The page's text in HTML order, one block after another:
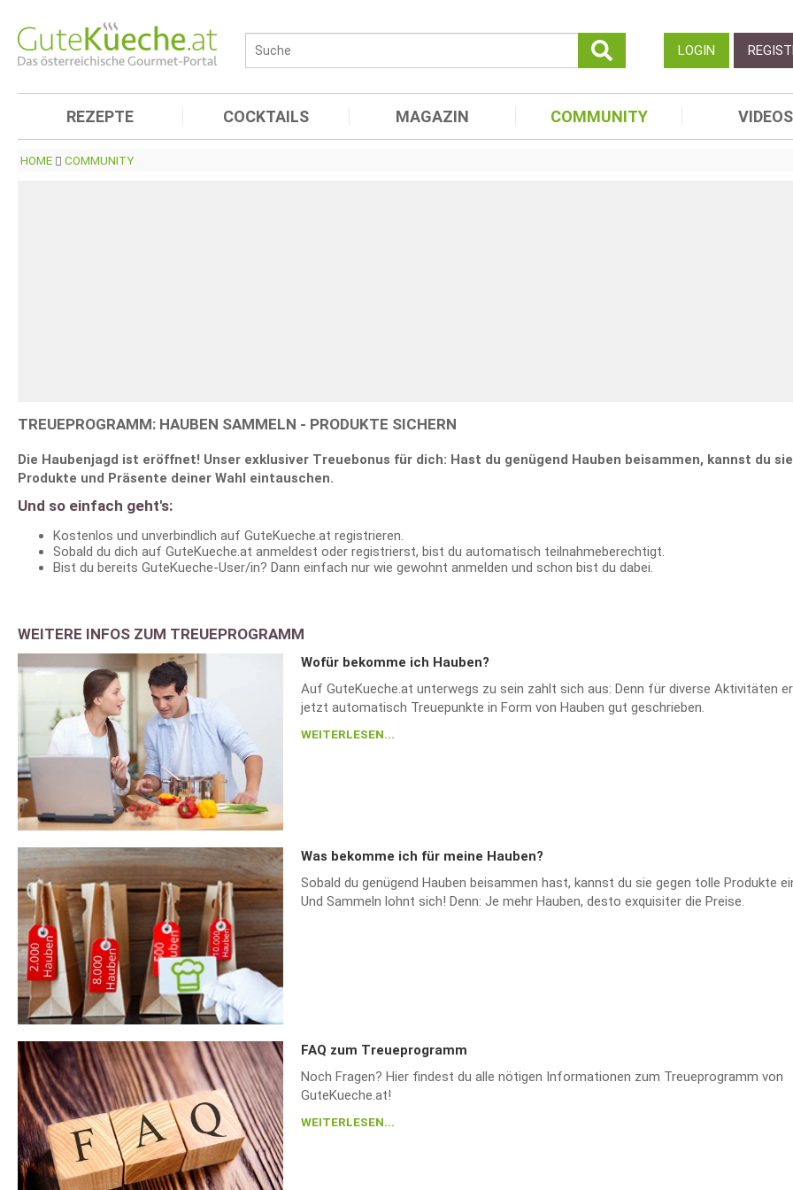
LOGIN
REZEPTE COCKTAILS MAGAZIN COMMUNITY VIDEOS
HOME COMMUNITY
TREUEPROGRAMM: HAUBEN SAMMELN - PRODUKTE SICHERN
Die Haubenjagd ist eröffnet! Unser exklusiver Treuebonus für dich: Hast du genügend Hauben beisammen, kannst du
Produkte und Präsente deiner Wahl eintauschen.
Und so einfach geht's:
Kostenlos und unverbindlich auf GuteKueche.at registrieren.
Sobald du dich auf GuteKueche.at anmeldest oder registrierst, bist du automatisch teilnahmeberechtigt.
Bist du bereits GuteKueche-User/in? Dann einfach nur wie gewohnt anmelden und schon bist du dabei.
WEITERE INFOS ZUM TREUEPROGRAMM
Wofür bekomme ich Hauben?
Auf GuteKueche.at unterwegs zu sein zahlt sich aus: Denn für diverse Aktivitäten
jetzt automatisch Treuepunkte in Form von Hauben gut geschrieben.
WEITERLESEN...
Was bekomme ich für meine Hauben?
Sobald du genügend Hauben beisammen hast, kannst du sie gegen tolle Produkte
Und Sammeln lohnt sich! Denn: Je mehr Hauben, desto exquisiter die Preise.
FAQ zum Treueprogramm
Noch Fragen? Hier findest du alle nötigen Informationen zum Treueprogramm von
GuteKueche.at!
WEITERLESEN...